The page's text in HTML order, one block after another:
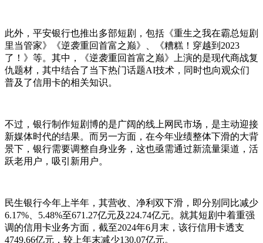
此外，平安银行也推出多部短剧，包括《重生之我在霸总短剧
里当管家》《逆袭重回首富之巅》、《糟糕！穿越到2023
了！》等。其中，《逆袭重回首富之巅》上演的是现代商战复
仇题材，其中结合了当下热门话题AI技术，同时也向观众们
普及了信用卡的相关知识。
不过，银行制作短剧博的是广阔的线上网民市场，是主动迎接
新媒体时代的结果。而另一方面，在今年业绩整体下滑的大背
景下，银行需要调整自身业务，这也亟需通过新流量渠道，活
跃老用户，吸引新用户。
民生银行今年上半年，其营收、净利双下滑，即分别同比减少
6.17%、5.48%至671.27亿元及224.74亿元。就其短剧中着重强
调的信用卡业务方面，截至2024年6月末，该行信用卡透支
4749.66亿元，较上年末减少130.07亿元。